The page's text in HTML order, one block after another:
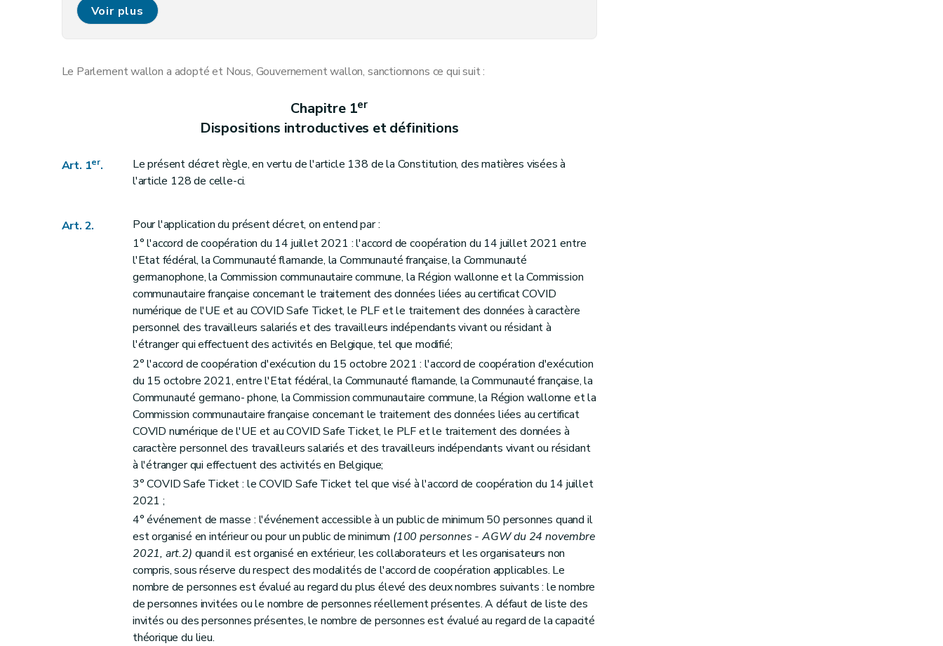
Art. 9
Chapitre 5 Disposition finale
Voir plus
Le Parlement wallon a adopté et Nous, Gouvernement wallon, sanctionnons ce qui suit :
Chapitre 1er
Dispositions introductives et définitions
Art. 1er.
Le présent décret règle, en vertu de l'article 138 de la Constitution, des matières visées à
l'article 128 de celle-ci.
Art. 2.
Pour l'application du présent décret, on entend par :
1° l'accord de coopération du 14 juillet 2021 : l'accord de coopération du 14 juillet 2021 entre
l'Etat fédéral, la Communauté flamande, la Communauté française, la Communauté
germanophone, la Commission communautaire commune, la Région wallonne et la Commission
communautaire française concernant le traitement des données liées au certificat COVID
numérique de l'UE et au COVID Safe Ticket, le PLF et le traitement des données à caractère
personnel des travailleurs salariés et des travailleurs indépendants vivant ou résidant à
l'étranger qui effectuent des activités en Belgique, tel que modifié;
2° l'accord de coopération d'exécution du 15 octobre 2021 : l'accord de coopération d'exécution
du 15 octobre 2021, entre l'Etat fédéral, la Communauté flamande, la Communauté française, la
Communauté germano- phone, la Commission communautaire commune, la Région wallonne et la
Commission communautaire française concernant le traitement des données liées au certificat
COVID numérique de l'UE et au COVID Safe Ticket, le PLF et le traitement des données à
caractère personnel des travailleurs salariés et des travailleurs indépendants vivant ou résidant
à l'étranger qui effectuent des activités en Belgique;
3° COVID Safe Ticket : le COVID Safe Ticket tel que visé à l'accord de coopération du 14 juillet
2021 ;
4° événement de masse : l'événement accessible à un public de minimum 50 personnes quand il
est organisé en intérieur ou pour un public de minimum (100 personnes - AGW du 24 novembre
2021, art.2) quand il est organisé en extérieur, les collaborateurs et les organisateurs non
compris, sous réserve du respect des modalités de l'accord de coopération applicables. Le
nombre de personnes est évalué au regard du plus élevé des deux nombres suivants : le nombre
de personnes invitées ou le nombre de personnes réellement présentes. A défaut de liste des
invités ou des personnes présentes, le nombre de personnes est évalué au regard de la capacité
théorique du lieu.